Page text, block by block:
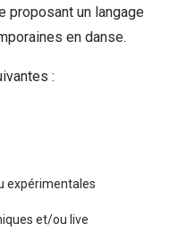
proposant un langage
en danse.
:
expérimentales
et/ou live